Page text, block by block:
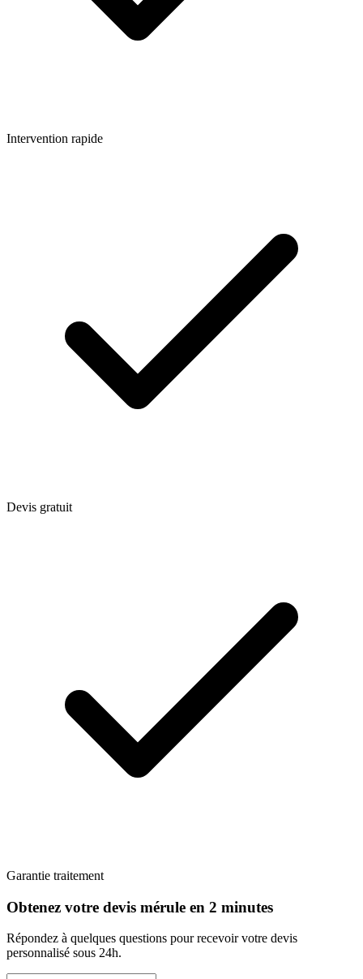
Intervention rapide
Devis gratuit
Garantie traitement
Obtenez votre devis mérule en 2 minutes
Répondez à quelques questions pour recevoir votre devis
personnalisé sous 24h.